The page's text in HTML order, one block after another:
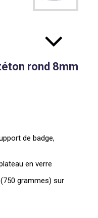
rond 8mm
de badge,
en verre
(750 grammes) sur